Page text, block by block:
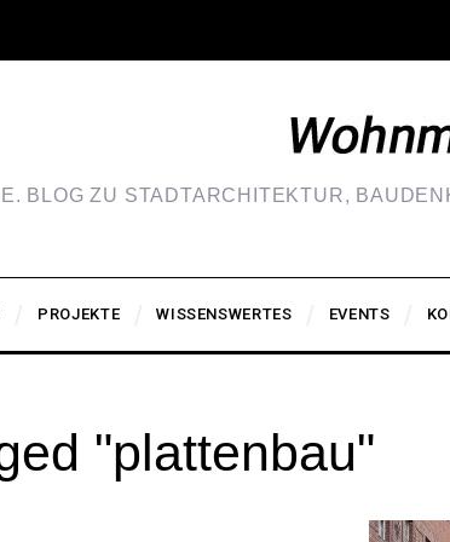
BLOG ZU STADTARCHITEKTUR,
PROJEKTE WISSENSWERTES EVENTS
"plattenbau"